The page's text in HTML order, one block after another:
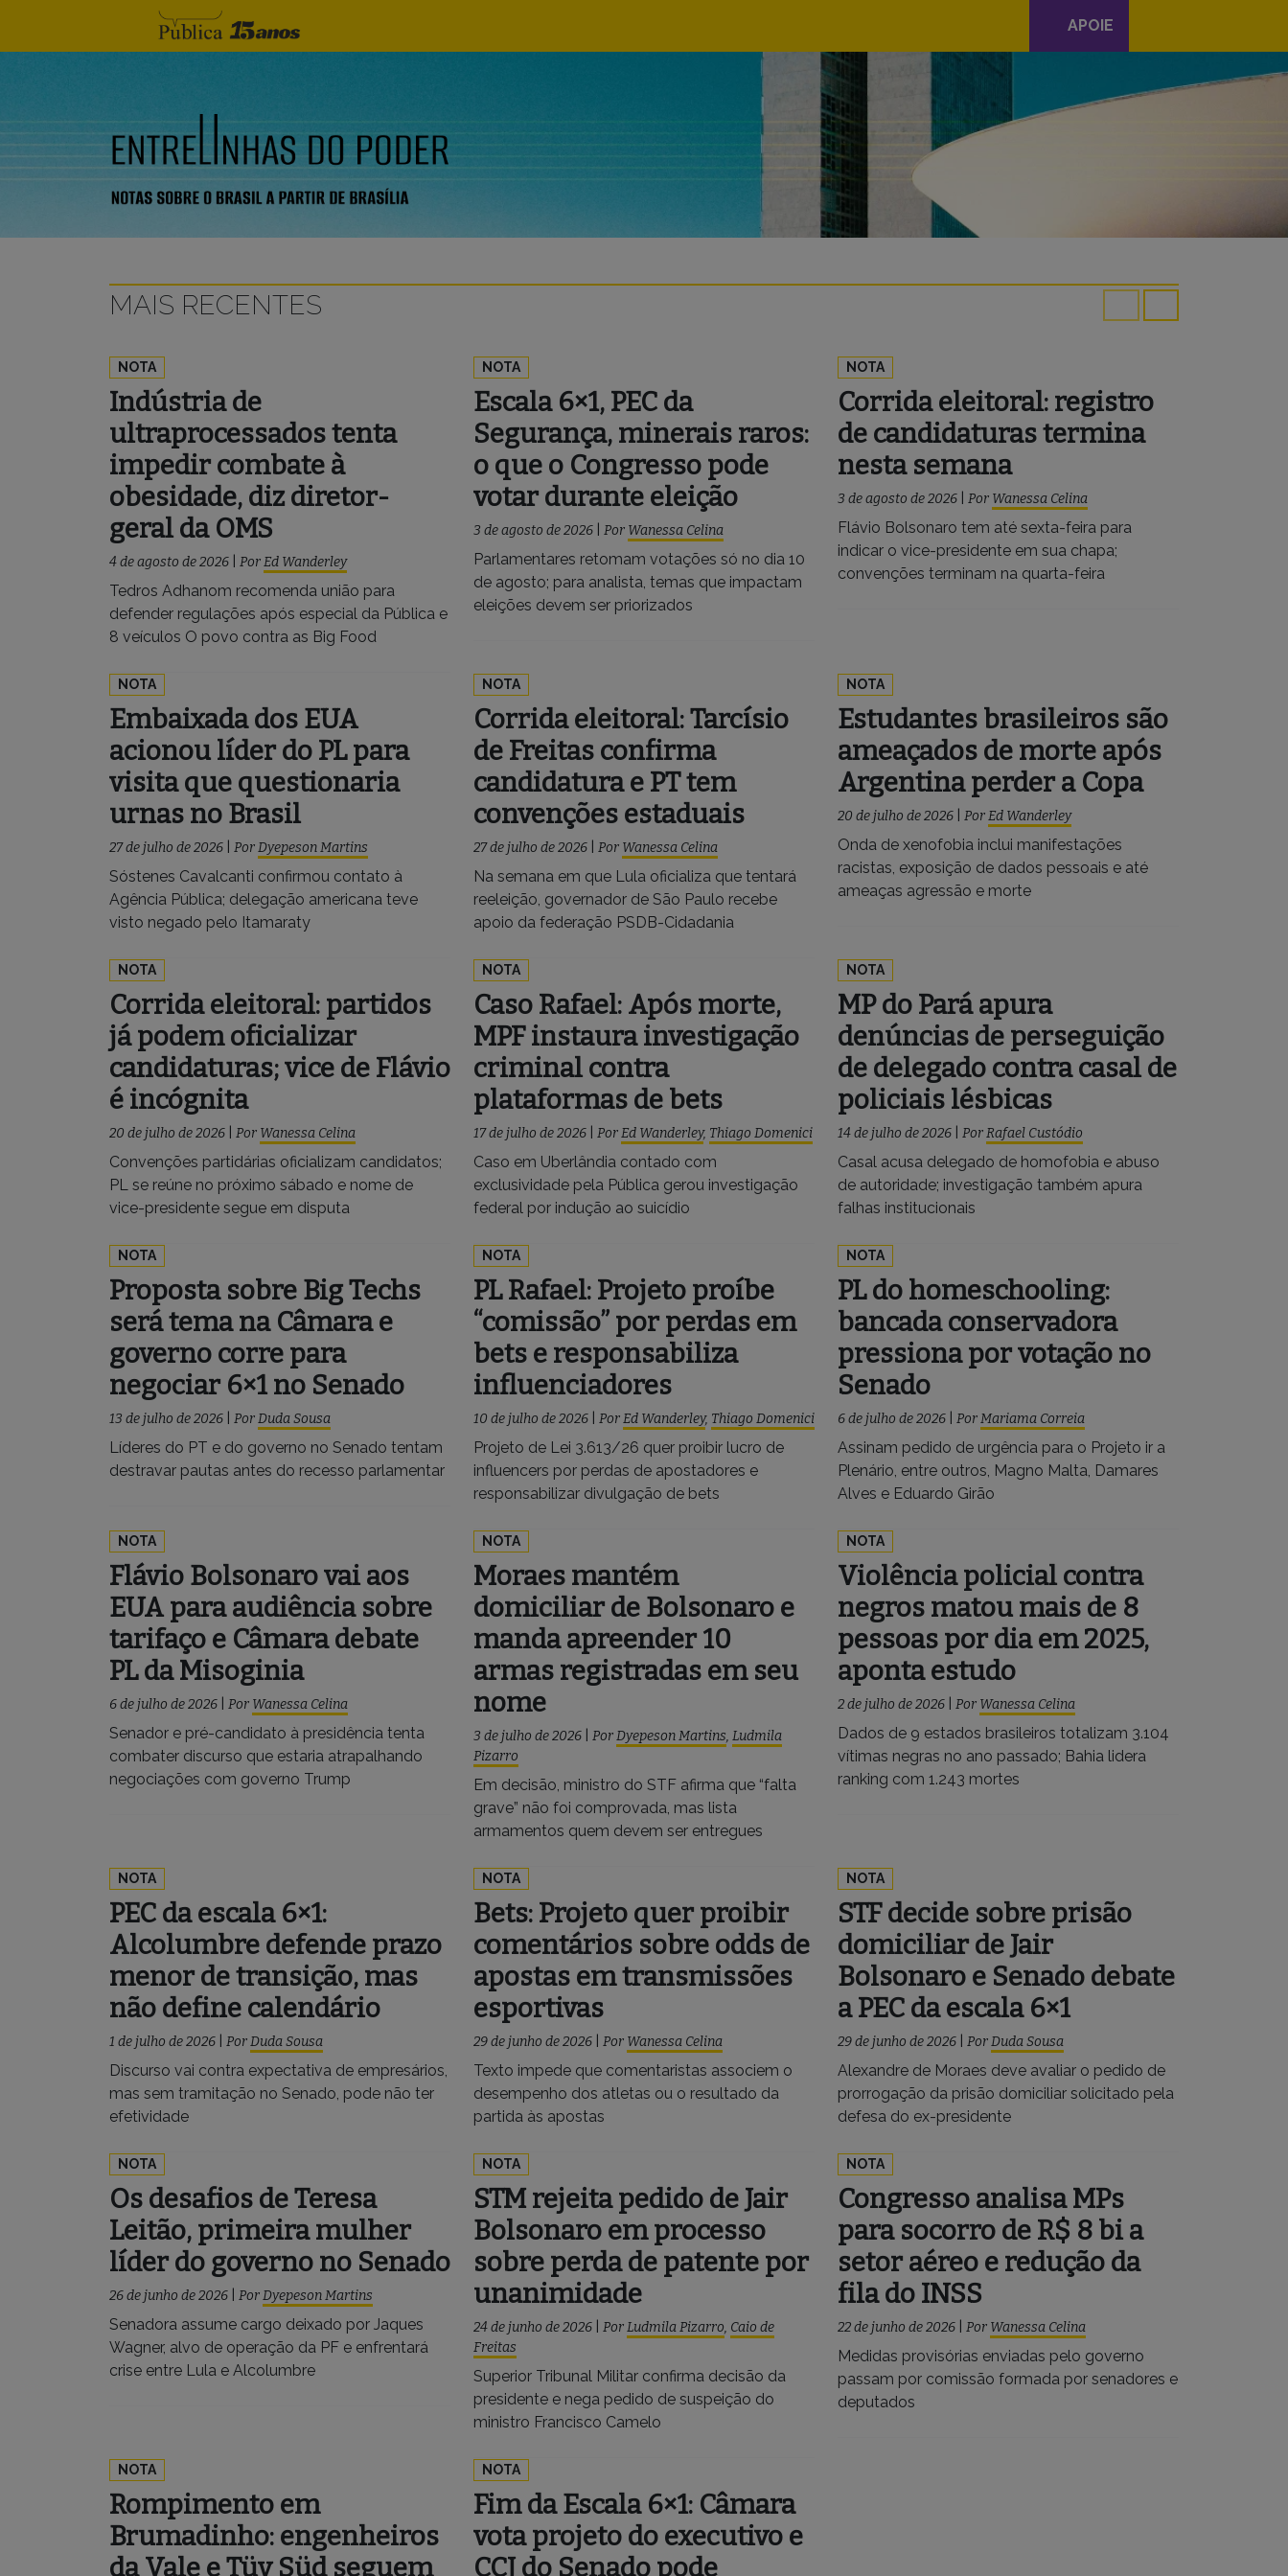
principal
APOIE
MAIS RECENTES
NOTA
Indústria de
ultraprocessados tenta
impedir combate à
obesidade, diz diretor-
geral da OMS
4 de agosto de 2026 PorEd Wanderley
Tedros Adhanom recomenda união para
defender regulações após especial da Pública e
8 veículos O povo contra as Big Food
NOTA
Escala 6×1, PEC da
Segurança, minerais raros:
o que o Congresso pode
votar durante eleição
3 de agosto de 2026 Por Wanessa Celina
Parlamentares retomam votações só no dia 10
de agosto; para analista, temas que impactam
eleições devem ser priorizados
NOTA
Corrida eleitoral: registro
de candidaturas termina
nesta semana
3 de agosto de 2026 Por Wanessa Celina
Flávio Bolsonaro tem até sexta-feira para
indicar o vice-presidente em sua chapa;
convenções terminam na quarta-feira
NOTA
Embaixada dos EUA
acionou líder do PL para
visita que questionaria
urnas no Brasil
27 de julho de 2026 PorDyepeson Martins
Sóstenes Cavalcanti confirmou contato à
Agência Pública; delegação americana teve
visto negado pelo Itamaraty
NOTA
Corrida eleitoral: Tarcísio
de Freitas confirma
candidatura e PT tem
convenções estaduais
27 de julho de 2026 Por Wanessa Celina
Na semana em que Lula oficializa que tentará
reeleição, governador de São Paulo recebe
apoio da federação PSDB-Cidadania
NOTA
Estudantes brasileiros são
ameaçados de morte após
Argentina perder a Copa
20 de julho de 2026 PorEd Wanderley
Onda de xenofobia inclui manifestações
racistas, exposição de dados pessoais e até
ameaças agressão e morte
NOTA
Corrida eleitoral: partidos
já podem oficializar
candidaturas; vice de Flávio
é incógnita
20 de julho de 2026 Por Wanessa Celina
Convenções partidárias oficializam candidatos;
PL se reúne no próximo sábado e nome de
vice-presidente segue em disputa
NOTA
Caso Rafael: Após morte,
MPF instaura investigação
criminal contra
plataformas de bets
17 de julho de 2026 PorEd Wanderley, Thiago Domenici
Caso em Uberlândia contado com
exclusividade pela Pública gerou investigação
federal por indução ao suicídio
NOTA
MP do Pará apura
denúncias de perseguição
de delegado contra casal de
policiais lésbicas
14 de julho de 2026 PorRafael Custódio
Casal acusa delegado de homofobia e abuso
de autoridade; investigação também apura
falhas institucionais
NOTA
Proposta sobre Big Techs
será tema na Câmara e
governo corre para
negociar 6×1 no Senado
13 de julho de 2026 PorDuda Sousa
Líderes do PT e do governo no Senado tentam
destravar pautas antes do recesso parlamentar
NOTA
PL Rafael: Projeto proíbe
“comissão” por perdas em
bets e responsabiliza
influenciadores
10 de julho de 2026 PorEd Wanderley, Thiago Domenici
Projeto de Lei 3.613/26 quer proibir lucro de
influencers por perdas de apostadores e
responsabilizar divulgação de bets
NOTA
PL do homeschooling:
bancada conservadora
pressiona por votação no
Senado
6 de julho de 2026 PorMariama Correia
Assinam pedido de urgência para o Projeto ir a
Plenário, entre outros, Magno Malta, Damares
Alves e Eduardo Girão
NOTA
Flávio Bolsonaro vai aos
EUA para audiência sobre
tarifaço e Câmara debate
PL da Misoginia
6 de julho de 2026 Por Wanessa Celina
Senador e pré-candidato à presidência tenta
combater discurso que estaria atrapalhando
negociações com governo Trump
NOTA
Moraes mantém
domiciliar de Bolsonaro e
manda apreender 10
armas registradas em seu
nome
3 de julho de 2026 PorDyepeson Martins, Ludmila
Pizarro
Em decisão, ministro do STF afirma que “falta
grave” não foi comprovada, mas lista
armamentos quem devem ser entregues
NOTA
Violência policial contra
negros matou mais de 8
pessoas por dia em 2025,
aponta estudo
2 de julho de 2026 Por Wanessa Celina
Dados de 9 estados brasileiros totalizam 3.104
vítimas negras no ano passado; Bahia lidera
ranking com 1.243 mortes
NOTA
PEC da escala 6×1:
Alcolumbre defende prazo
menor de transição, mas
não define calendário
1 de julho de 2026 PorDuda Sousa
Discurso vai contra expectativa de empresários,
mas sem tramitação no Senado, pode não ter
efetividade
NOTA
Bets: Projeto quer proibir
comentários sobre odds de
apostas em transmissões
esportivas
29 de junho de 2026 Por Wanessa Celina
Texto impede que comentaristas associem o
desempenho dos atletas ou o resultado da
partida às apostas
NOTA
STF decide sobre prisão
domiciliar de Jair
Bolsonaro e Senado debate
a PEC da escala 6×1
29 de junho de 2026 PorDuda Sousa
Alexandre de Moraes deve avaliar o pedido de
prorrogação da prisão domiciliar solicitado pela
defesa do ex-presidente
NOTA
Os desafios de Teresa
Leitão, primeira mulher
líder do governo no Senado
26 de junho de 2026 PorDyepeson Martins
Senadora assume cargo deixado por Jaques
Wagner, alvo de operação da PF e enfrentará
crise entre Lula e Alcolumbre
NOTA
STM rejeita pedido de Jair
Bolsonaro em processo
sobre perda de patente por
unanimidade
24 de junho de 2026 PorLudmila Pizarro, Caio de
Freitas
Superior Tribunal Militar confirma decisão da
presidente e nega pedido de suspeição do
ministro Francisco Camelo
NOTA
Congresso analisa MPs
para socorro de R$ 8 bi a
setor aéreo e redução da
fila do INSS
22 de junho de 2026 Por Wanessa Celina
Medidas provisórias enviadas pelo governo
passam por comissão formada por senadores e
deputados
NOTA
Rompimento em
Brumadinho: engenheiros
da Vale e Tüv Süd seguem
NOTA
Fim da Escala 6×1: Câmara
vota projeto do executivo e
CCJ do Senado pode